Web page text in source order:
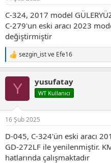
:
C-324, 2017 model
C-279'un eski aracı 2023
değiştirmiştir
T
e
:
sezgin_istve Efe16
Y yusufatay
WT Kullanıcı
16 Şub 2025
D-045, C-324'ün eski aracı
GD-272LF ile yenilenmiştir.
hatlarında çalışmaktadır